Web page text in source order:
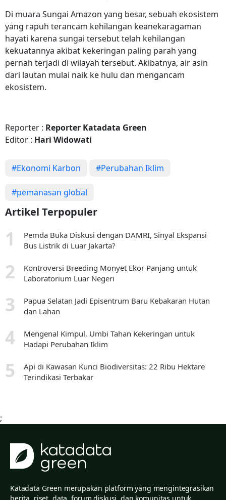
Di muara Sungai Amazon yang besar, sebuah ekosistem
yang rapuh terancam kehilangan keanekaragaman
hayati karena sungai tersebut telah kehilangan
kekuatannya akibat kekeringan paling parah yang
pernah terjadi di wilayah tersebut. Akibatnya, air asin
dari lautan mulai naik ke hulu dan mengancam
ekosistem.
Reporter : Reporter Katadata Green
Editor : Hari Widowati
#Ekonomi Karbon #Perubahan Iklim
#pemanasan global
Artikel Terpopuler
Pemda Buka Diskusi dengan DAMRI, Sinyal Ekspansi
Bus Listrik di Luar Jakarta?
Kontroversi Breeding Monyet Ekor Panjang untuk
Laboratorium Luar Negeri
Papua Selatan Jadi Episentrum Baru Kebakaran Hutan
dan Lahan
Mengenal Kimpul, Umbi Tahan Kekeringan untuk
Hadapi Perubahan Iklim
Api di Kawasan Kunci Biodiversitas: 22 Ribu Hektare
Terindikasi Terbakar
;
Katadata Green merupakan platform yang mengintegrasikan
berita, riset, data, forum diskusi, dan komunitas untuk